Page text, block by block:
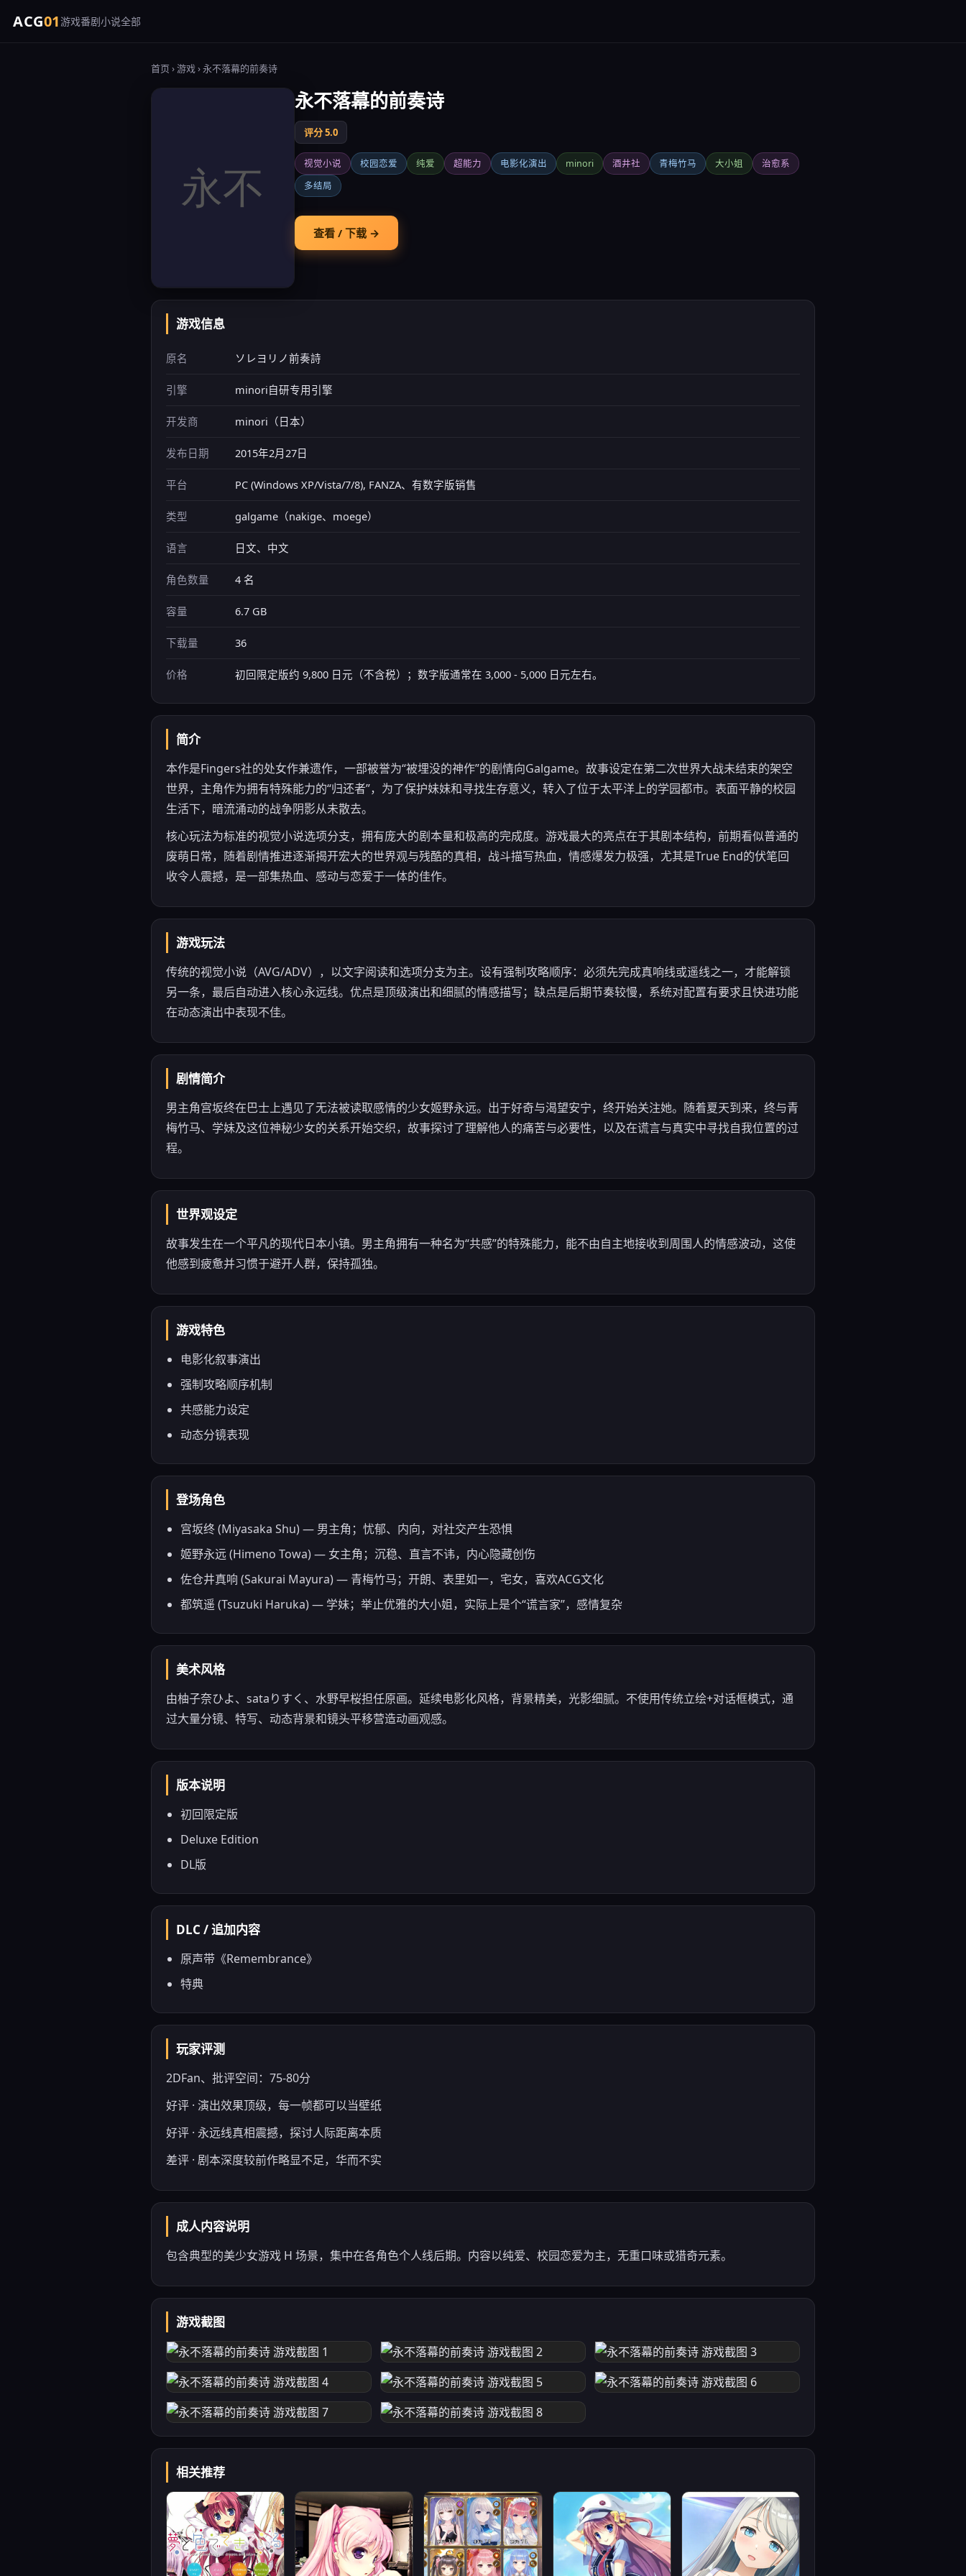
ACG01游戏番剧小说全部
首页 ›游戏› 永不落幕的前奏诗
永不落幕的前奏诗
评分 5.0
视觉小说 校园恋爱 纯爱 超能力 电影化演出 minori 酒井社 青梅竹马 大小姐
治愈系
多结局
查看 / 下载 →
游戏信息
原名 ソレヨリノ前奏詩
引擎 minori自研专用引擎
开发商 minori（日本）
发布日期 2015年2月27日
平台 PC (Windows XP/Vista/7/8), FANZA、有数字版销售
类型 galgame（nakige、moege）
语言 日文、中文
角色数量 4 名
容量 6.7 GB
下载量 36
价格 初回限定版约 9,800 日元（不含税）；数字版通常在 3,000 - 5,000 日元左右。
简介
本作是Fingers社的处女作兼遗作，一部被誉为“被埋没的神作”的剧情向Galgame。故事设定在第二次世界大战未结束的架空
世界，主角作为拥有特殊能力的“归还者”，为了保护妹妹和寻找生存意义，转入了位于太平洋上的学园都市。表面平静的校园
生活下，暗流涌动的战争阴影从未散去。
核心玩法为标准的视觉小说选项分支，拥有庞大的剧本量和极高的完成度。游戏最大的亮点在于其剧本结构，前期看似普通的
废萌日常，随着剧情推进逐渐揭开宏大的世界观与残酷的真相，战斗描写热血，情感爆发力极强，尤其是True End的伏笔回
收令人震撼，是一部集热血、感动与恋爱于一体的佳作。
游戏玩法
传统的视觉小说（AVG/ADV），以文字阅读和选项分支为主。设有强制攻略顺序：必须先完成真响线或遥线之一，才能解锁
另一条，最后自动进入核心永远线。优点是顶级演出和细腻的情感描写；缺点是后期节奏较慢，系统对配置有要求且快进功能
在动态演出中表现不佳。
剧情简介
男主角宫坂终在巴士上遇见了无法被读取感情的少女姬野永远。出于好奇与渴望安宁，终开始关注她。随着夏天到来，终与青
梅竹马、学妹及这位神秘少女的关系开始交织，故事探讨了理解他人的痛苦与必要性，以及在谎言与真实中寻找自我位置的过
程。
世界观设定
故事发生在一个平凡的现代日本小镇。男主角拥有一种名为“共感”的特殊能力，能不由自主地接收到周围人的情感波动，这使
他感到疲惫并习惯于避开人群，保持孤独。
游戏特色
电影化叙事演出
强制攻略顺序机制
共感能力设定
动态分镜表现
登场角色
宫坂终 (Miyasaka Shu) — 男主角；忧郁、内向，对社交产生恐惧
姬野永远 (Himeno Towa) — 女主角；沉稳、直言不讳，内心隐藏创伤
佐仓井真响 (Sakurai Mayura) — 青梅竹马；开朗、表里如一，宅女，喜欢ACG文化
都筑遥 (Tsuzuki Haruka) — 学妹；举止优雅的大小姐，实际上是个“谎言家”，感情复杂
美术风格
由柚子奈ひよ、sataりすく、水野早桜担任原画。延续电影化风格，背景精美，光影细腻。不使用传统立绘+对话框模式，通
过大量分镜、特写、动态背景和镜头平移营造动画观感。
版本说明
初回限定版
Deluxe Edition
DL版
DLC / 追加内容
原声带《Remembrance》
特典
玩家评测
2DFan、批评空间：75-80分
好评 · 演出效果顶级，每一帧都可以当壁纸
好评 · 永远线真相震撼，探讨人际距离本质
差评 · 剧本深度较前作略显不足，华而不实
成人内容说明
包含典型的美少女游戏 H 场景，集中在各角色个人线后期。内容以纯爱、校园恋爱为主，无重口味或猎奇元素。
游戏截图
相关推荐